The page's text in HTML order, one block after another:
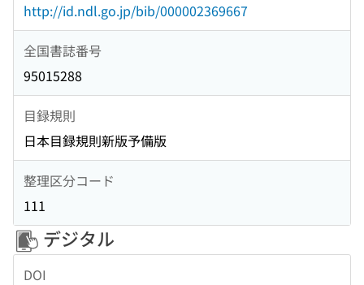
http://id.ndl.go.jp/bib/000002369667
全国書誌番号
95015288
目録規則
日本目録規則新版予備版
整理区分コード
111
デジタル
DOI